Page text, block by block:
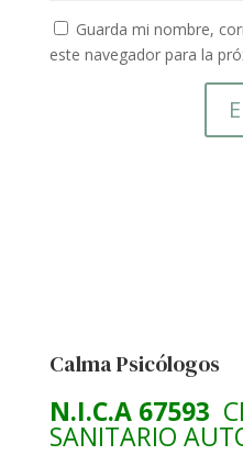
Guarda mi nombre,
este navegador para la
Calma Psicólogos
N.I.C.A 67593
SANITARIO